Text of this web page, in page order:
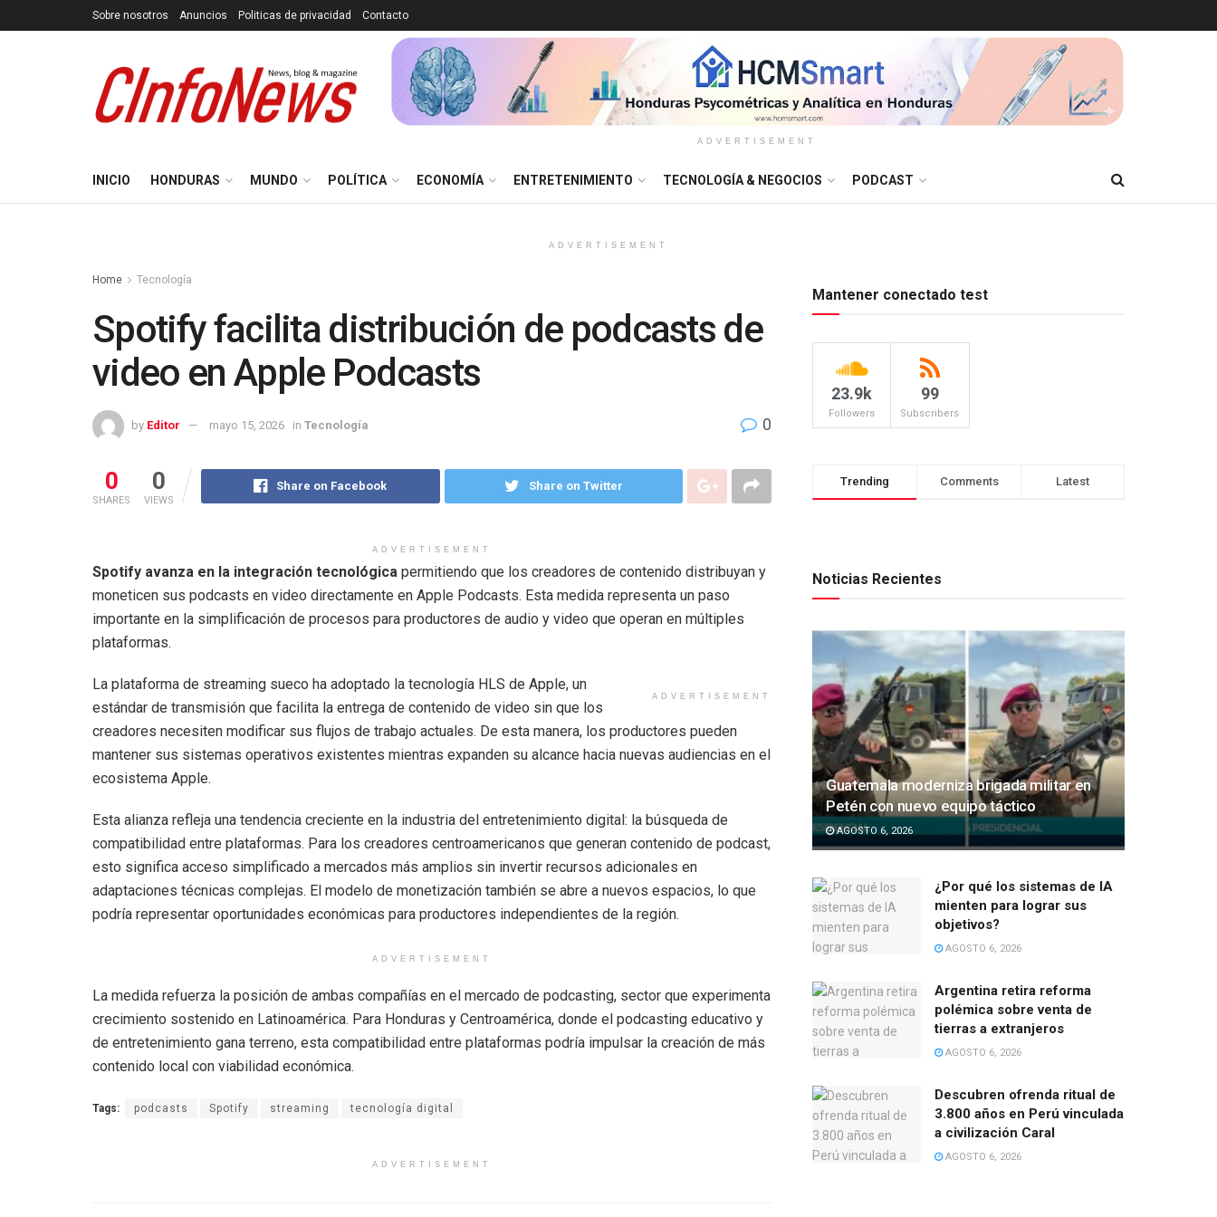
Sobre nosotros Anuncios Politicas de privacidad Contacto
ADVERTISEMENT
INICIO HONDURAS MUNDO POLÍTICA ECONOMÍA ENTRETENIMIENTO TECNOLOGÍA & NEGOCIOS PODCAST
ADVERTISEMENT
Home Tecnología
Spotify facilita distribución de podcasts de
video en Apple Podcasts
by Editor mayo 15, 2026 in Tecnología 0
0
SHARES
0
VIEWS
Share on Facebook Share on Twitter
ADVERTISEMENT
Spotify avanza en la integración tecnológica permitiendo que los creadores de contenido distribuyan y
moneticen sus podcasts en video directamente en Apple Podcasts. Esta medida representa un paso
importante en la simplificación de procesos para productores de audio y video que operan en múltiples
plataformas.
ADVERTISEMENT
La plataforma de streaming sueco ha adoptado la tecnología HLS de Apple, un
estándar de transmisión que facilita la entrega de contenido de video sin que los
creadores necesiten modificar sus flujos de trabajo actuales. De esta manera, los productores pueden
mantener sus sistemas operativos existentes mientras expanden su alcance hacia nuevas audiencias en el
ecosistema Apple.
Esta alianza refleja una tendencia creciente en la industria del entretenimiento digital: la búsqueda de
compatibilidad entre plataformas. Para los creadores centroamericanos que generan contenido de podcast,
esto significa acceso simplificado a mercados más amplios sin invertir recursos adicionales en
adaptaciones técnicas complejas. El modelo de monetización también se abre a nuevos espacios, lo que
podría representar oportunidades económicas para productores independientes de la región.
ADVERTISEMENT
La medida refuerza la posición de ambas compañías en el mercado de podcasting, sector que experimenta
crecimiento sostenido en Latinoamérica. Para Honduras y Centroamérica, donde el podcasting educativo y
de entretenimiento gana terreno, esta compatibilidad entre plataformas podría impulsar la creación de más
contenido local con viabilidad económica.
Tags: podcasts Spotify streaming tecnología digital
ADVERTISEMENT
Mantener conectado test
23.9k
Followers
99
Subscribers
Trending Comments Latest
Noticias Recientes
Guatemala moderniza brigada militar en
Petén con nuevo equipo táctico
AGOSTO 6, 2026
¿Por qué los sistemas de IA
mienten para lograr sus
objetivos?
AGOSTO 6, 2026
Argentina retira reforma
polémica sobre venta de
tierras a extranjeros
AGOSTO 6, 2026
Descubren ofrenda ritual de
3.800 años en Perú vinculada
a civilización Caral
AGOSTO 6, 2026